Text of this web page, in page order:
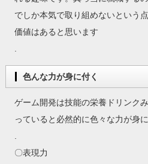
でしか本気で取り組めないという
価値はあると思います
色んな力が身に付く
ゲーム開発は技能の栄養ドリンク
っていると必然的に色々な力が身
〇表現力